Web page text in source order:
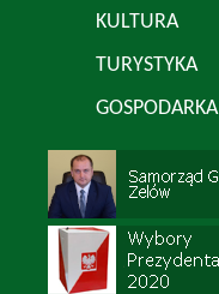
KULTURA
TURYSTYKA
GOSPODARKA